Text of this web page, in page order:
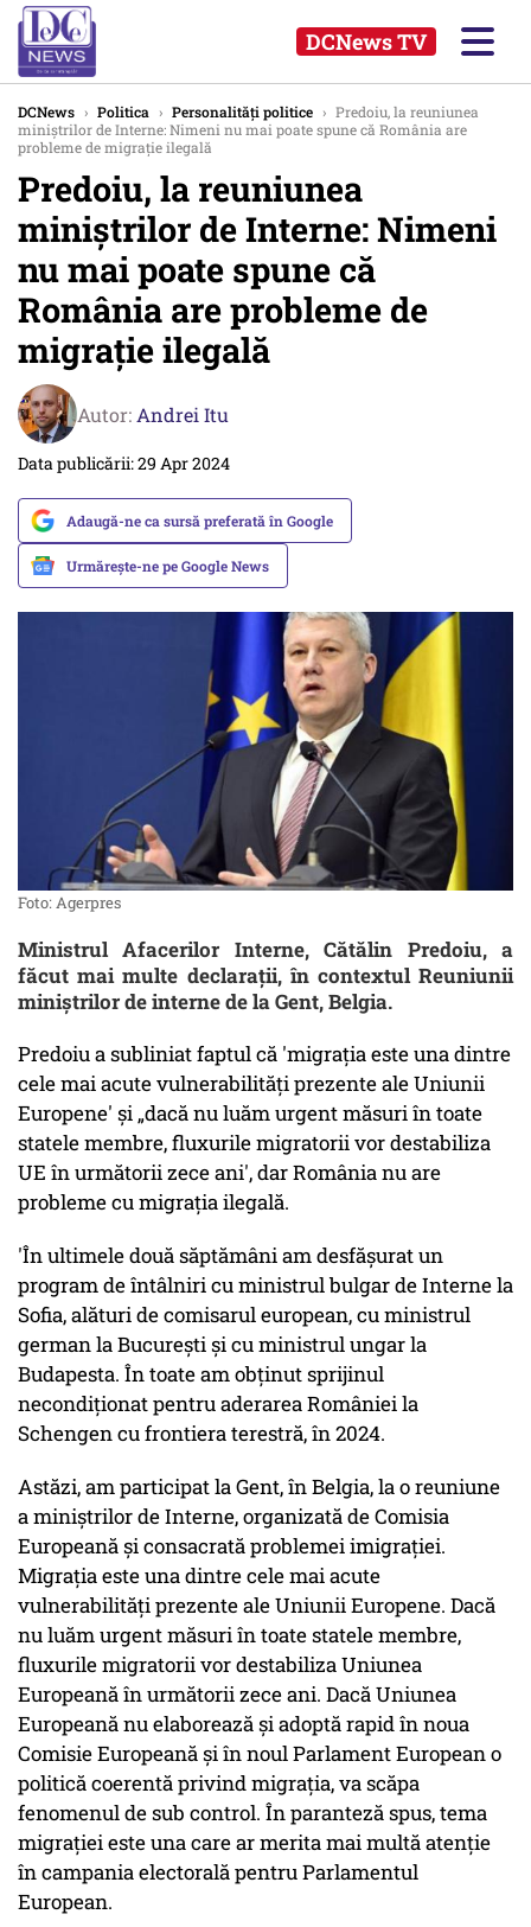
DCNews TV
DCNews › Politica › Personalități politice › Predoiu, la reuniunea
miniștrilor de Interne: Nimeni nu mai poate spune că România are
probleme de migraţie ilegală
Predoiu, la reuniunea
miniștrilor de Interne: Nimeni
nu mai poate spune că
România are probleme de
migraţie ilegală
Autor: Andrei Itu
Data publicării: 29 Apr 2024
Adaugă-ne ca sursă preferată în Google
Urmărește-ne pe Google News
Foto: Agerpres
Ministrul Afacerilor Interne, Cătălin Predoiu, a
făcut mai multe declarații, în contextul Reuniunii
miniștrilor de interne de la Gent, Belgia.
Predoiu a subliniat faptul că 'migraţia este una dintre
cele mai acute vulnerabilităţi prezente ale Uniunii
Europene' şi „dacă nu luăm urgent măsuri în toate
statele membre, fluxurile migratorii vor destabiliza
UE în următorii zece ani', dar România nu are
probleme cu migraţia ilegală.
'În ultimele două săptămâni am desfășurat un
program de întâlniri cu ministrul bulgar de Interne la
Sofia, alături de comisarul european, cu ministrul
german la București și cu ministrul ungar la
Budapesta. În toate am obținut sprijinul
necondiționat pentru aderarea României la
Schengen cu frontiera terestră, în 2024.
Astăzi, am participat la Gent, în Belgia, la o reuniune
a miniștrilor de Interne, organizată de Comisia
Europeană și consacrată problemei imigrației.
Migrația este una dintre cele mai acute
vulnerabilități prezente ale Uniunii Europene. Dacă
nu luăm urgent măsuri în toate statele membre,
fluxurile migratorii vor destabiliza Uniunea
Europeană în următorii zece ani. Dacă Uniunea
Europeană nu elaborează și adoptă rapid în noua
Comisie Europeană și în noul Parlament European o
politică coerentă privind migrația, va scăpa
fenomenul de sub control. În paranteză spus, tema
migrației este una care ar merita mai multă atenție
în campania electorală pentru Parlamentul
European.